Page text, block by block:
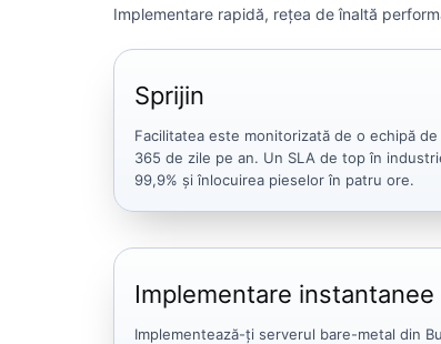
Implementare rapidă, rețea de înaltă
Sprijin
Facilitatea este monitorizată de o echipă
365 de zile pe an. Un SLA de top în
99,9% și înlocuirea pieselor în patru ore.
Implementare instantanee
Implementează-ți serverul bare-metal din